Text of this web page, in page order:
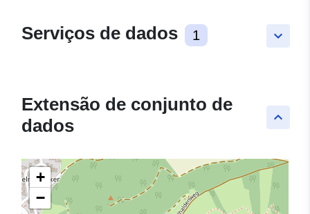
keyboard_arrow_down
Serviços de dados 1
keyboard_arrow_up
Extensão de conjunto de
dados
+
−